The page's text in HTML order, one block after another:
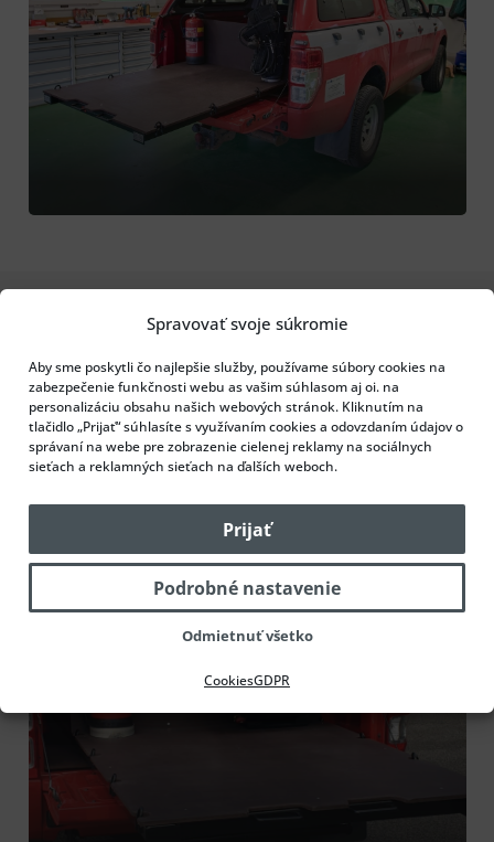
Spravovať svoje súkromie
Aby sme poskytli čo najlepšie služby, používame súbory cookies na
zabezpečenie funkčnosti webu as vašim súhlasom aj oi. na
personalizáciu obsahu našich webových stránok. Kliknutím na
tlačidlo „Prijať“ súhlasíte s využívaním cookies a odovzdaním údajov o
správaní na webe pre zobrazenie cielenej reklamy na sociálnych
sieťach a reklamných sieťach na ďalších weboch.
Prijať
Odmietnuť všetko
Podrobné nastavenie
CookiesGDPR
Naša ďalšia realizácia